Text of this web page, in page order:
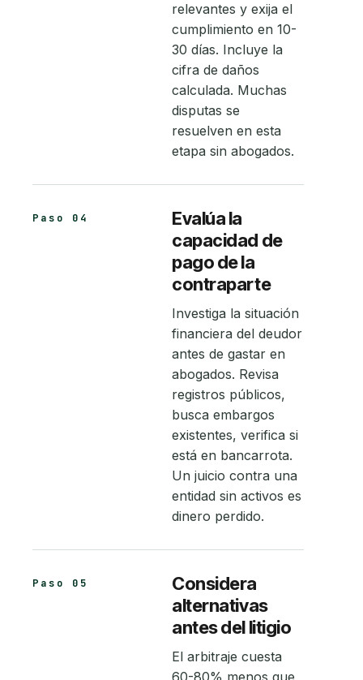
relevantes y exija el
cumplimiento en 10-
30 días. Incluye la
cifra de daños
calculada. Muchas
disputas se
resuelven en esta
etapa sin abogados.
Paso 04
Evalúa la
capacidad de
pago de la
contraparte
Investiga la situación
financiera del deudor
antes de gastar en
abogados. Revisa
registros públicos,
busca embargos
existentes, verifica si
está en bancarrota.
Un juicio contra una
entidad sin activos es
dinero perdido.
Paso 05
Considera
alternativas
antes del litigio
El arbitraje cuesta
60-80% menos que